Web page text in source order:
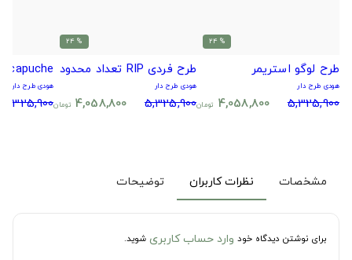
% 24
طرح لوگو استریمر
هودی طرح دار
5,325,900
4,058,800 تومان
% 24
طرح فردی RIP تعداد محدود
هودی طرح دار
5,325,900
4,058,800 تومان
capuche
هودی طرح دار
5,325,900
مشخصات نظرات کاربران توضیحات
برای نوشتن دیدگاه خود وارد حساب کاربری شوید.